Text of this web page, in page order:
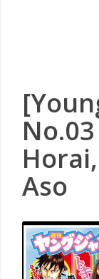
Aso